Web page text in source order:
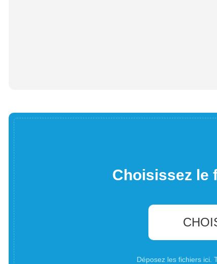
Choisissez le
Déposez les fichiers ici.